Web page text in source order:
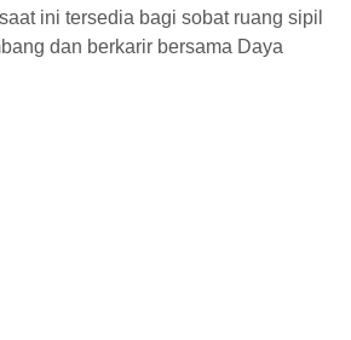
ini tersedia bagi sobat ruang sipil
dan berkarir bersama Daya